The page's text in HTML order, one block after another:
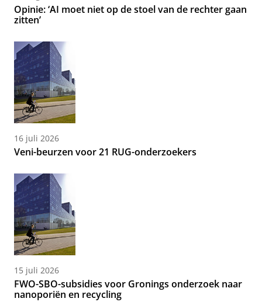
Opinie: ‘AI moet niet op de stoel van de rechter gaan
zitten’
16 juli 2026
Veni-beurzen voor 21 RUG-onderzoekers
15 juli 2026
FWO-SBO-subsidies voor Gronings onderzoek naar
nanoporiën en recycling